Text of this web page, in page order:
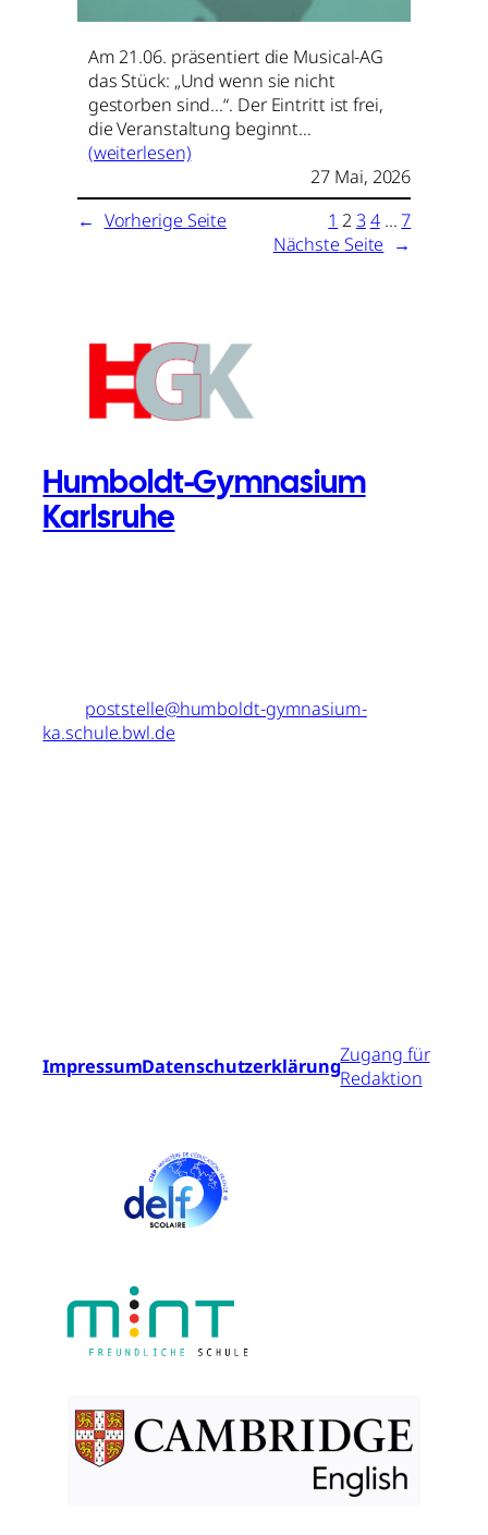
Am 21.06. präsentiert die Musical-AG
das Stück: „Und wenn sie nicht
gestorben sind…“. Der Eintritt ist frei,
die Veranstaltung beginnt…
(weiterlesen)
27 Mai, 2026
← Vorherige Seite 1 234 …7
Nächste Seite →
Humboldt-Gymnasium
Karlsruhe
poststelle@humboldt-gymnasium-
ka.schule.bwl.de
ImpressumDatenschutzerklärungZugang für
Redaktion